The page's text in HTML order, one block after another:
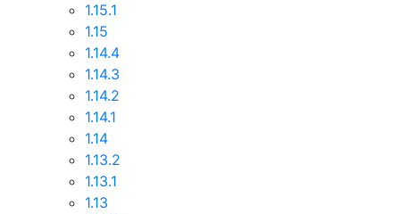
1.15.1
1.15
1.14.4
1.14.3
1.14.2
1.14.1
1.14
1.13.2
1.13.1
1.13